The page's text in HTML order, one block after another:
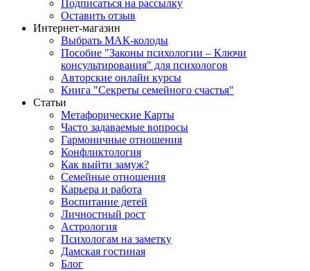
Подписаться на рассылку
Оставить отзыв
Интернет-магазин
Выбрать МАК-колоды
Пособие "Законы психологии – Ключи
консультирования" для психологов
Авторские онлайн курсы
Книга "Секреты семейного счастья"
Статьи
Метафорические Карты
Часто задаваемые вопросы
Гармоничные отношения
Конфликтология
Как выйти замуж?
Семейные отношения
Карьера и работа
Воспитание детей
Личностный рост
Астрология
Психологам на заметку
Дамская гостиная
Блог